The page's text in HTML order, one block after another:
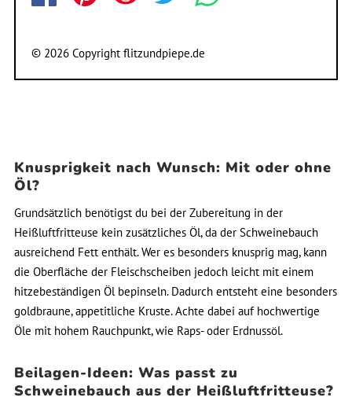
© 2026 Copyright flitzundpiepe.de
Knusprigkeit nach Wunsch: Mit oder ohne
Öl?
Grundsätzlich benötigst du bei der Zubereitung in der
Heißluftfritteuse kein zusätzliches Öl, da der Schweinebauch
ausreichend Fett enthält. Wer es besonders knusprig mag, kann
die Oberfläche der Fleischscheiben jedoch leicht mit einem
hitzebeständigen Öl bepinseln. Dadurch entsteht eine besonders
goldbraune, appetitliche Kruste. Achte dabei auf hochwertige
Öle mit hohem Rauchpunkt, wie Raps- oder Erdnussöl.
Beilagen-Ideen: Was passt zu
Schweinebauch aus der Heißluftfritteuse?